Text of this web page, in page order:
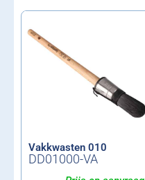
Vakkwasten 010
DD01000-VA